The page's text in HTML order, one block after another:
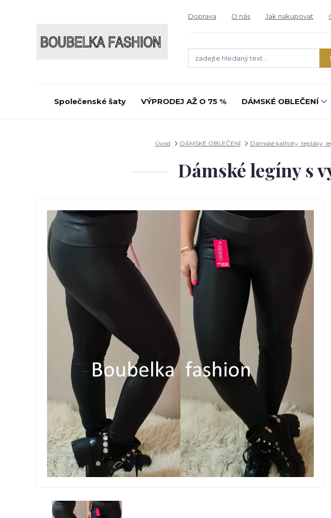
Doprava O nás Jak nakupovat
Společenské šaty VÝPRODEJ AŽ O 75 % DÁMSKÉ OBLEČENÍ
Úvod DÁMSKÉ OBLEČENÍ Dámské kalhoty, tepláky,
Dámské legíny s